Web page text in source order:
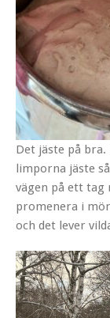
Det jäste på
limporna jäste
vägen på ett tag
promenera i
och det lever